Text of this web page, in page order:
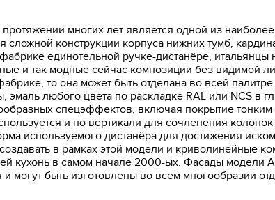
многих лет является одной из
сложной конструкции корпуса нижних тумб,
единотельной ручке-дистанёре, итальянцы
и так модные сейчас композиции без видимой
то она может быть отделана во всей
эмаль любого цвета по раскладке RAL или NCS в
спецэффектов, включая покрытие
и по вертикали для сочленения
используемого дистанёра для достижения
в рамках этой модели и криволинейные
кухонь в самом начале 2000-ых. Фасады модели
и могут быть изготовлены во всем многообразии